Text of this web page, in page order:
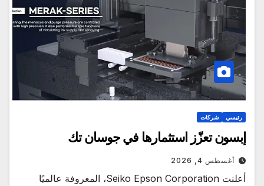
رئيسي شركات
إبسون تعزّز استثمارها في جوسان تك
أغسطس 4, 2026
أعلنت Seiko Epson Corporation، المعروفة عالميًا